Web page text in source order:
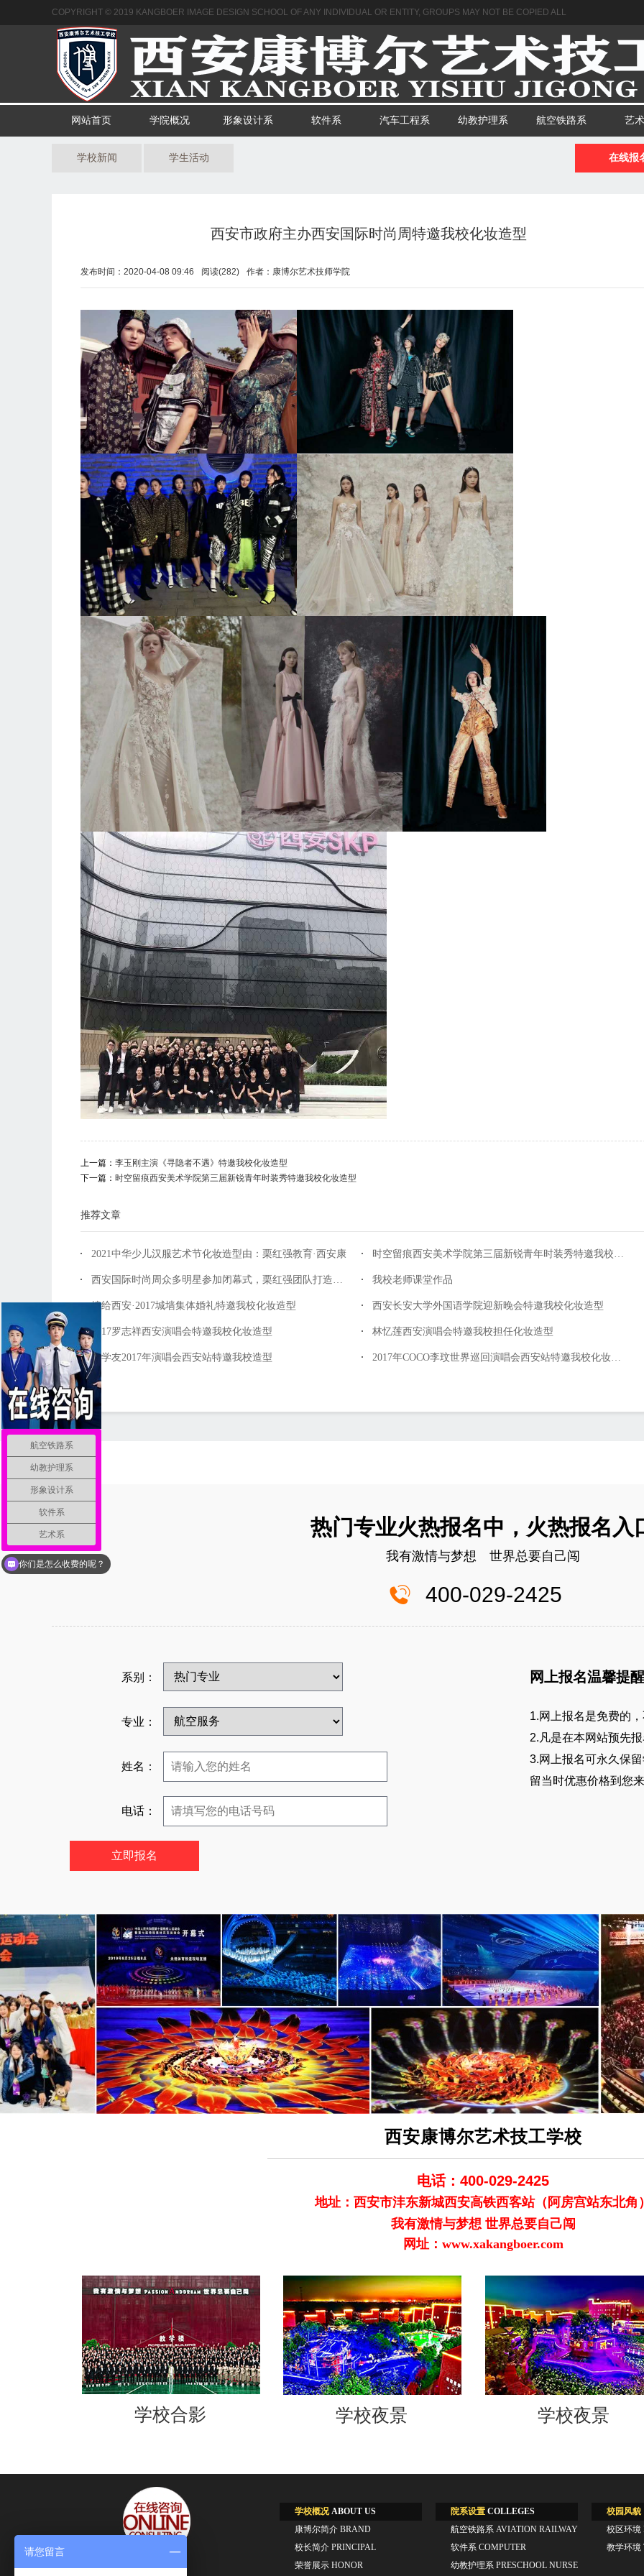
COPYRIGHT © 2019 KANGBOER IMAGE DESIGN SCHOOL OF ANY INDIVIDUAL OR ENTITY, GROUPS MAY NOT BE COPIED ALL
网站首页 学院概况 形象设计系 软件系 汽车工程系 幼教护理系 航空铁路系 艺
学校新闻 学生活动 在线报
西安市政府主办西安国际时尚周特邀我校化妆造型
发布时间： 2020-04-08 09:46 阅读(282) 作者： 康博尔艺术技师学院
上一篇： 李玉刚主演《寻隐者不遇》特邀我校化妆造型
下一篇： 时空留痕西安美术学院第三届新锐青年时装秀特邀我校化妆造型
推荐文章
2021中华少儿汉服艺术节化妆造型由：栗红强教育·西安康 时空留痕西安美术学院第三届新锐青年时装秀特邀我校化妆
西安国际时尚周众多明星参加闭幕式，栗红强团队打造西安 我校老师课堂作品
嫁给西安·2017城墙集体婚礼特邀我校化妆造型 西安长安大学外国语学院迎新晚会特邀我校化妆造型
2017罗志祥西安演唱会特邀我校化妆造型 林忆莲西安演唱会特邀我校担任化妆造型
张学友2017年演唱会西安站特邀我校造型 2017年COCO李玟世界巡回演唱会西安站特邀我校化妆造型
热门专业火热报名中，火热报名入
我有激情与梦想 世界总要自己闯
400-029-2425
系别：
专业：
姓名：
电话：
网上报名温馨提醒
1.网上报名是免费的
2.凡是在本网站预先
3.网上报名可永久保
留当时优惠价格到您
西安康博尔艺术技工学校
电话：400-029-2425
地址：西安市沣东新城西安高铁西客站（阿房宫站东北角
我有激情与梦想 世界总要自己闯
网址：www.xakangboer.com
学校合影 学校夜景 学校夜景
学校概况ABOUT US
康博尔简介 BRAND
校长简介 PRINCIPAL
荣誉展示 HONOR
院系设置 COLLEGES
航空铁路系 AVIATION RAILWAY
软件系 COMPUTER
幼教护理系 PRESCHOOL NURSE
校园风貌
校区环境
教学环境
航空铁路系
幼教护理系
形象设计系
软件系
艺术系
你们是怎么收费的呢？
现在有优惠活动么？
请您留言